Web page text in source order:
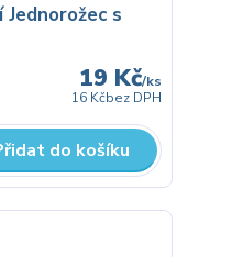
s
19 Kč/ks
16 Kčbez DPH
do košíku